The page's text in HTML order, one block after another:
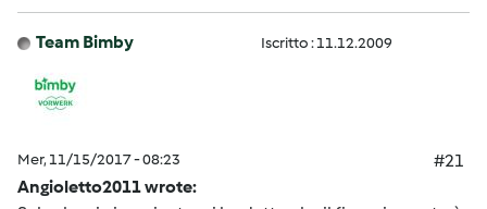
Team Bimby Iscritto : 11.12.2009
Mer, 11/15/2017 - 08:23
#21
Angioletto2011 wrote: